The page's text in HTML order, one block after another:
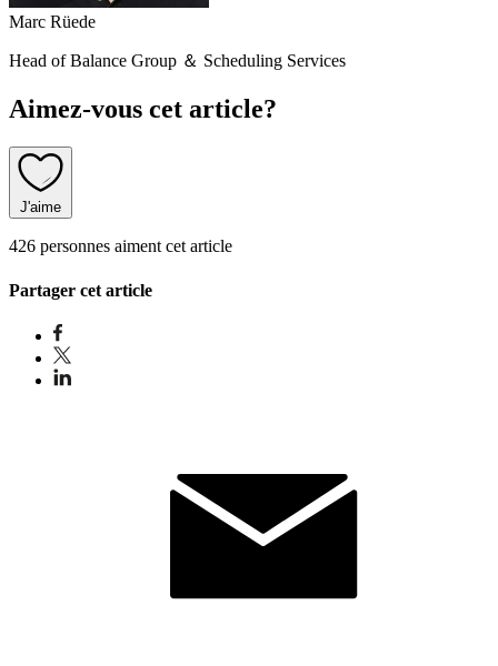
Marc Rüede
Head of Balance Group ＆ Scheduling Services
Aimez-vous cet article?
J'aime
426 personnes aiment cet article
Partager cet article